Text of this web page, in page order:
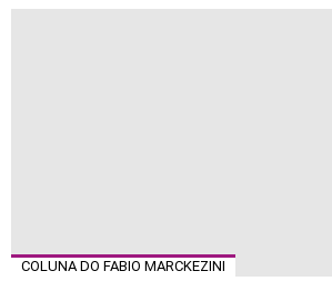
COLUNA DO FABIO MARCKEZINI